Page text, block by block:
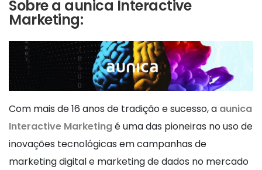
Sobre a aunica Interactive
Marketing:
Com mais de 16 anos de tradição e sucesso, a aunica
Interactive Marketingé uma das pioneiras no uso de
inovações tecnológicas em campanhas de
marketing digital e marketing de dados no mercado